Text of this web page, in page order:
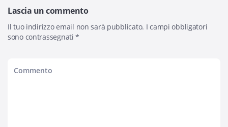
Lascia un commento
Il tuo indirizzo email non sarà pubblicato. I campi obbligatori
sono contrassegnati*